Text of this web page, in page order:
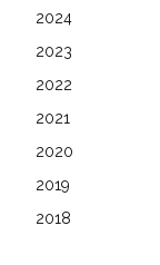
2024
2023
2022
2021
2020
2019
2018